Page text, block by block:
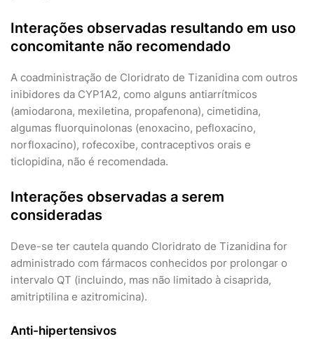
Interações observadas resultando em uso
concomitante não recomendado
A coadministração de Cloridrato de Tizanidina com outros
inibidores da CYP1A2, como alguns antiarrítmicos
(amiodarona, mexiletina, propafenona), cimetidina,
algumas fluorquinolonas (enoxacino, pefloxacino,
norfloxacino), rofecoxibe, contraceptivos orais e
ticlopidina, não é recomendada.
Interações observadas a serem
consideradas
Deve-se ter cautela quando Cloridrato de Tizanidina for
administrado com fármacos conhecidos por prolongar o
intervalo QT (incluindo, mas não limitado à cisaprida,
amitriptilina e azitromicina).
Anti-hipertensivos